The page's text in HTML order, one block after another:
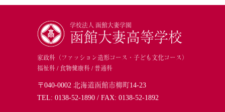
学校法人 函館大妻学園
函館大妻高等学校
家政科（ファッション造形コース・子ども文化コース）
福祉科 / 食物健康科 / 普通科
〒040-0002 北海道函館市柳町14-23
TEL: 0138-52-1890 / FAX: 0138-52-1892